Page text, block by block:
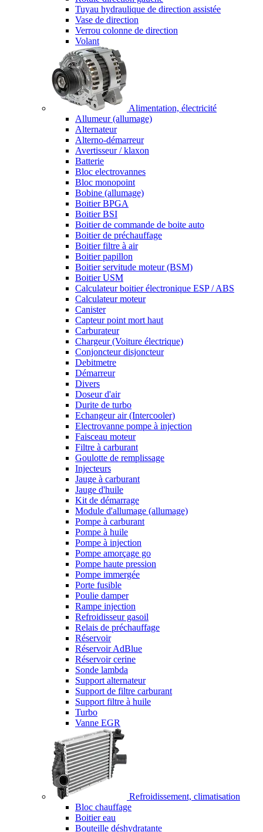
Tuyau hydraulique de direction assistée
Vase de direction
Verrou colonne de direction
Volant
Alimentation, électricité
Allumeur (allumage)
Alternateur
Alterno-démarreur
Avertisseur / klaxon
Batterie
Bloc electrovannes
Bloc monopoint
Bobine (allumage)
Boitier BPGA
Boitier BSI
Boitier de commande de boite auto
Boitier de préchauffage
Boitier filtre à air
Boitier papillon
Boitier servitude moteur (BSM)
Boitier USM
Calculateur boitier électronique ESP / ABS
Calculateur moteur
Canister
Capteur point mort haut
Carburateur
Chargeur (Voiture électrique)
Conjoncteur disjoncteur
Debitmetre
Démarreur
Divers
Doseur d'air
Durite de turbo
Echangeur air (Intercooler)
Electrovanne pompe à injection
Faisceau moteur
Filtre à carburant
Goulotte de remplissage
Injecteurs
Jauge à carburant
Jauge d'huile
Kit de démarrage
Module d'allumage (allumage)
Pompe à carburant
Pompe à huile
Pompe à injection
Pompe amorçage go
Pompe haute pression
Pompe immergée
Porte fusible
Poulie damper
Rampe injection
Refroidisseur gasoil
Relais de préchauffage
Réservoir
Réservoir AdBlue
Réservoir cerine
Sonde lambda
Support alternateur
Support de filtre carburant
Support filtre à huile
Turbo
Vanne EGR
Refroidissement, climatisation
Bloc chauffage
Boitier eau
Bouteille déshydratante